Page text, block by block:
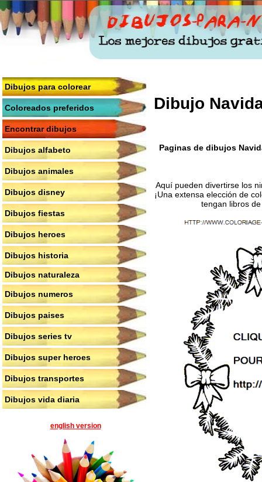
Dibujos para colorear
Coloreados preferidos
Encontrar dibujos
Dibujos alfabeto
Dibujos animales
Dibujos disney
Dibujos fiestas
Dibujos heroes
Dibujos historia
Dibujos naturaleza
Dibujos numeros
Dibujos paises
Dibujos series tv
Dibujos super heroes
Dibujos transportes
Dibujos vida diaria
english version
Dibujo
Paginas de dibujos
Aquí pueden divertirse los
¡Una extensa elección de
tengan libros